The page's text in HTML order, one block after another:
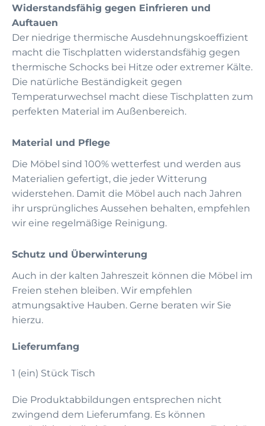
Widerstandsfähig gegen Einfrieren und
Auftauen
Der niedrige thermische Ausdehnungskoeffizient
macht die Tischplatten widerstandsfähig gegen
thermische Schocks bei Hitze oder extremer Kälte.
Die natürliche Beständigkeit gegen
Temperaturwechsel macht diese Tischplatten zum
perfekten Material im Außenbereich.
Material und Pflege
Die Möbel sind 100% wetterfest und werden aus
Materialien gefertigt, die jeder Witterung
widerstehen. Damit die Möbel auch nach Jahren
ihr ursprüngliches Aussehen behalten, empfehlen
wir eine regelmäßige Reinigung.
Schutz und Überwinterung
Auch in der kalten Jahreszeit können die Möbel im
Freien stehen bleiben. Wir empfehlen
atmungsaktive Hauben. Gerne beraten wir Sie
hierzu.
Lieferumfang
1 (ein) Stück Tisch
Die Produktabbildungen entsprechen nicht
zwingend dem Lieferumfang. Es können